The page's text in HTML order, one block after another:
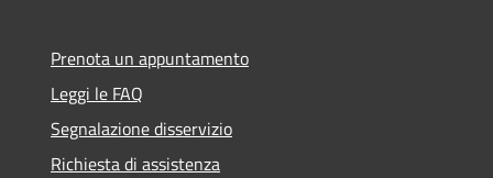
Prenota un appuntamento
Leggi le FAQ
Segnalazione disservizio
Richiesta di assistenza